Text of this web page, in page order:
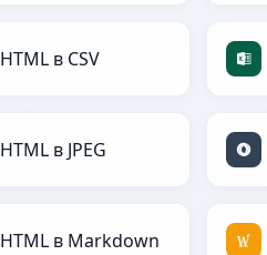
HTML в CSV
HTML в JPEG
HTML в Markdown